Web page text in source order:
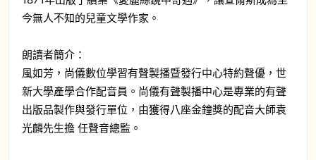
今無人不知的兒童文學作家。
朗讀者簡介：
風如芳，尚儀數位學習有聲製播暨發行中心特約聲優，世
新大學產學合作配音員。尚儀有聲製播中心是專業的有聲
出版品製作與發行單位，由獲得八座金鐘獎的配音大師袁
光麟先生擔 任聲音總監。